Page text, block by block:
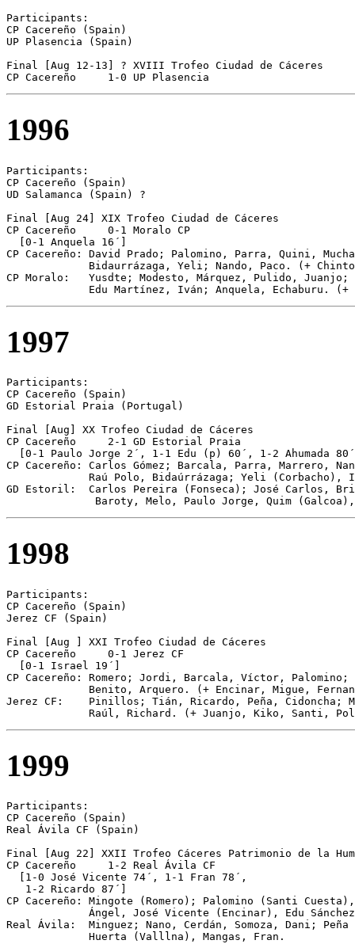
Participants:
CP Cacereño (Spain)
UP Plasencia (Spain)
Final [Aug 12-13] ? XVIII Trofeo Ciudad de Cáceres
CP Cacereño	1-0 UP Plasencia
1996
Participants:
CP Cacereño (Spain)
UD Salamanca (Spain) ?
Final [Aug 24] XIX Trofeo Ciudad de Cáceres
CP Cacereño	0-1 Moralo CP
  [0-1 Anquela 16´]
CP Cacereño: David Prado; Palomino, Parra, Quini,
Bidaurrázaga, Yeli; Nando, Paco. (+
CP Moralo:   Yusdte; Modesto, Márquez, Pulido,
1997
Participants:
CP Cacereño (Spain)
GD Estorial Praia (Portugal)
Final [Aug] XX Trofeo Ciudad de Cáceres
CP Cacereño	2-1 GD Estorial Praia
[0-1 Paulo Jorge 2´, 1-1 Edu (p) 60´, 1-2 Ahumada
CP Cacereño: Carlos Gómez; Barcala, Parra, Marrero,
Raú Polo, Bidaúrrázaga; Yeli (Corbacho),
GD Estoril:  Carlos Pereira (Fonseca); José Carlos,
Baroty, Melo, Paulo Jorge, Quim
1998
Participants:
CP Cacereño (Spain)
Jerez CF (Spain)
Final [Aug ] XXI Trofeo Ciudad de Cáceres
CP Cacereño	0-1 Jerez CF
  [0-1 Israel 19´]
CP Cacereño: Romero; Jordi, Barcala, Víctor,
Benito, Arquero. (+ Encinar, Migue,
Jerez CF:    Pinillos; Tián, Ricardo, Peña,
Raúl, Richard. (+ Juanjo, Kiko, Santi,
1999
Participants:
CP Cacereño (Spain)
Real Ávila CF (Spain)
Final [Aug 22] XXII Trofeo Cáceres Patrimonio de la
CP Cacereño	1-2 Real Ávila CF
  [1-0 José Vicente 74´, 1-1 Fran 78´,
   1-2 Ricardo 87´]
CP Cacereño: Mingote (Romero); Palomino (Santi
Ángel, José Vicente (Encinar), Edu
Real Ávila:  Minguez; Nano, Cerdán, Somoza, Dani;
             Huerta (Valllna), Mangas, Fran.